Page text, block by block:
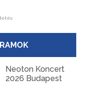
Neoton Koncert
2026 Budapest